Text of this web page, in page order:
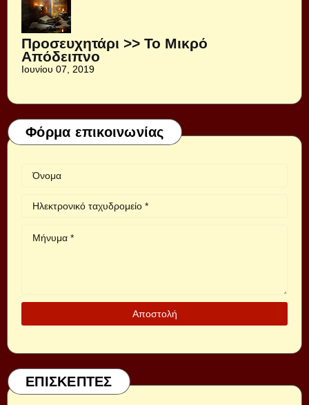
Προσευχητάρι >> Το Μικρό
Απόδειπνο
Ιουνίου 07, 2019
Φόρμα επικοινωνίας
ΕΠΙΣΚΕΠΤΕΣ